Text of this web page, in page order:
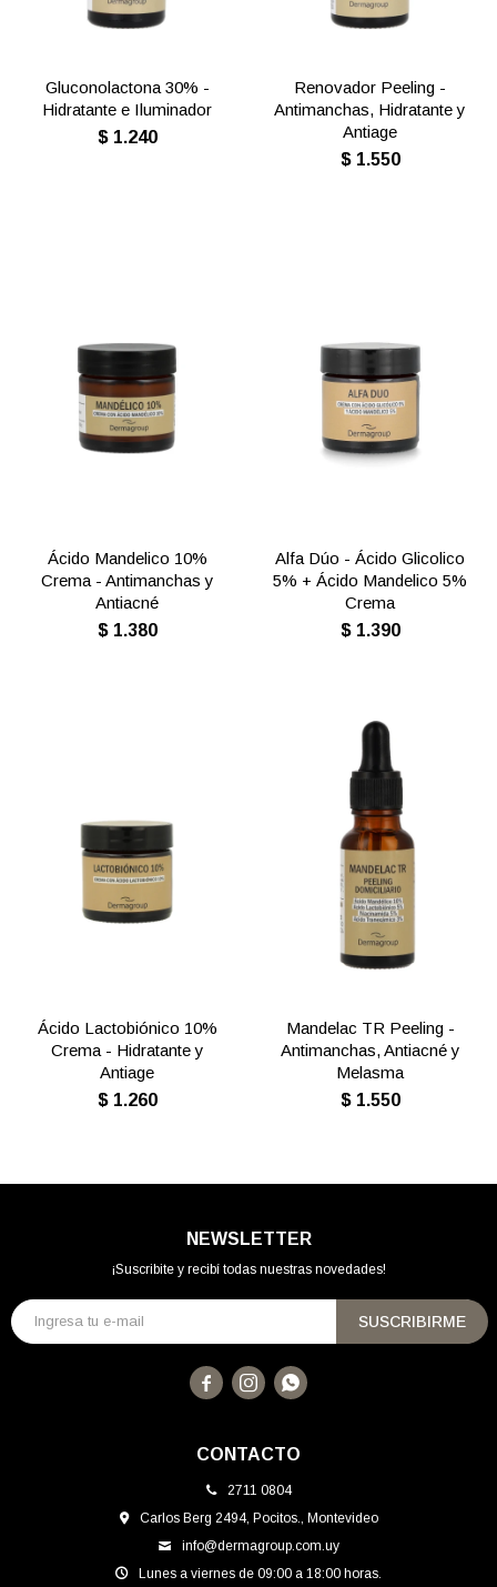
Gluconolactona 30% -
Hidratante e Iluminador
$ 1.240
Renovador Peeling -
Antimanchas, Hidratante y
Antiage
$ 1.550
Ácido Mandelico 10%
Crema - Antimanchas y
Antiacné
$ 1.380
Alfa Dúo - Ácido Glicolico
5% + Ácido Mandelico 5%
Crema
$ 1.390
Ácido Lactobiónico 10%
Crema - Hidratante y
Antiage
$ 1.260
Mandelac TR Peeling -
Antimanchas, Antiacné y
Melasma
$ 1.550
CONTACTO
2711 0804
Carlos Berg 2494, Pocitos., Montevideo
info@dermagroup.com.uy
Lunes a viernes de 09:00 a 18:00 horas.
NEWSLETTER
¡Suscribite y recibí todas nuestras novedades!
SUSCRIBIRME
  